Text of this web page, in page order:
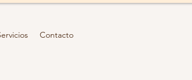
Contacto